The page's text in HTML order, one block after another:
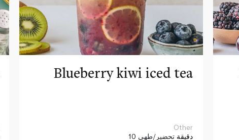
Blueberry kiwi iced tea
Other
10 دقيقة تحضير/طهي